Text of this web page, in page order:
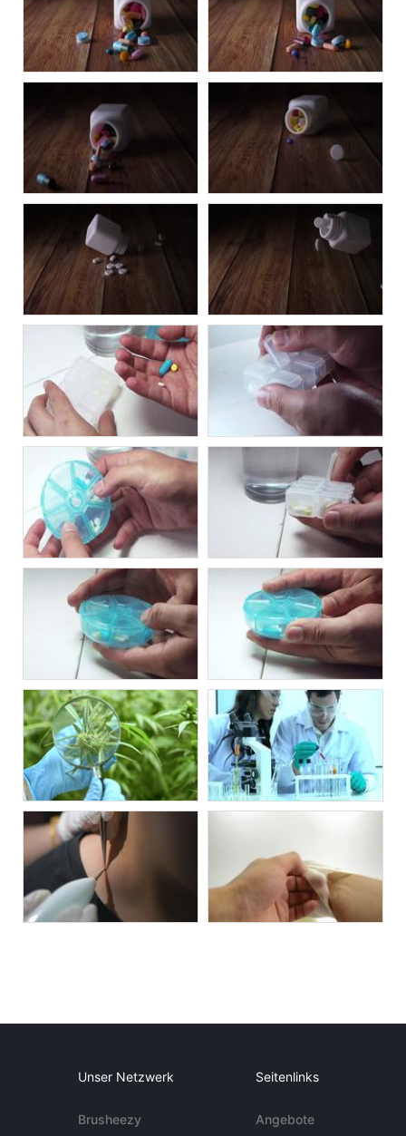
Unser Netzwerk
Brusheezy
Seitenlinks
Angebote